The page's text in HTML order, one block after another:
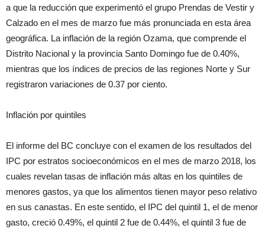
a que la reducción que experimentó el grupo Prendas de Vestir y
Calzado en el mes de marzo fue más pronunciada en esta área
geográfica. La inflación de la región Ozama, que comprende el
Distrito Nacional y la provincia Santo Domingo fue de 0.40%,
mientras que los índices de precios de las regiones Norte y Sur
registraron variaciones de 0.37 por ciento.
Inflación por quintiles
El informe del BC concluye con el examen de los resultados del
IPC por estratos socioeconómicos en el mes de marzo 2018, los
cuales revelan tasas de inflación más altas en los quintiles de
menores gastos, ya que los alimentos tienen mayor peso relativo
en sus canastas. En este sentido, el IPC del quintil 1, el de menor
gasto, creció 0.49%, el quintil 2 fue de 0.44%, el quintil 3 fue de